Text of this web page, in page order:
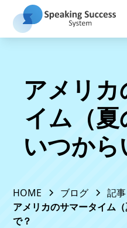
アメリ
イム（
いつから
HOME ブログ
記事
アメリカのサマータイム
で？